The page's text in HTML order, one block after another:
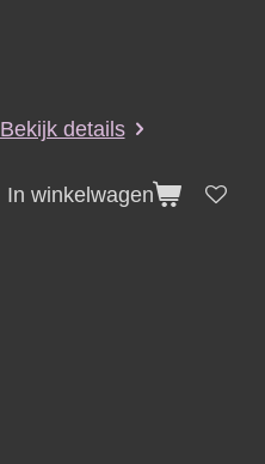
Bekijk details
In winkelwagen